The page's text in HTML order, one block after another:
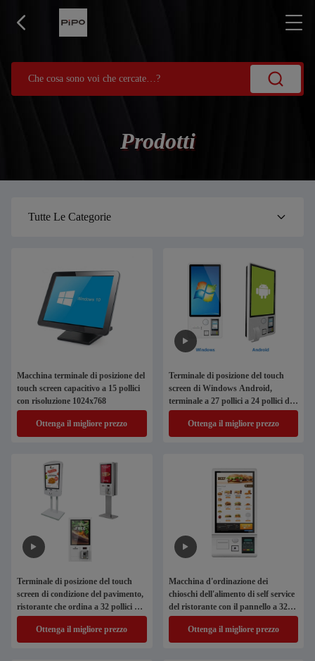
Prodotti
Tutte Le Categorie
Macchina terminale di posizione del
touch screen capacitivo a 15 pollici
con risoluzione 1024x768
Ottenga il migliore prezzo
Terminale di posizione del touch
screen di Windows Android,
terminale a 27 pollici a 24 pollici di
pagamento di self service
Ottenga il migliore prezzo
Terminale di posizione del touch
screen di condizione del pavimento,
ristorante che ordina a 32 pollici a
27 pollici del chiosco
Ottenga il migliore prezzo
Macchina d'ordinazione dei
chioschi dell'alimento di self service
del ristorante con il pannello a 32
pollici a 27 pollici a 24 pollici
Ottenga il migliore prezzo